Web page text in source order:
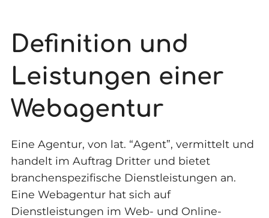
Definition und
Leistungen einer
Webagentur
Eine Agentur, von lat. “Agent”, vermittelt und
handelt im Auftrag Dritter und bietet
branchenspezifische Dienstleistungen an.
Eine Webagentur hat sich auf
Dienstleistungen im Web- und Online-